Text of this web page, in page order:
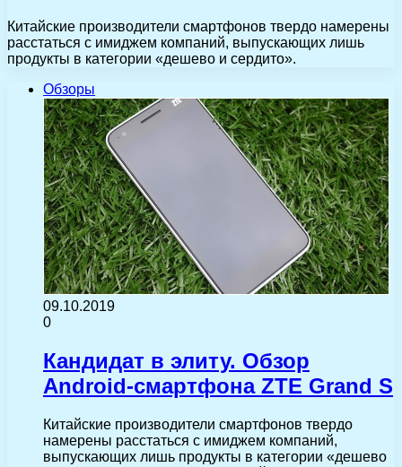
Китайские производители смартфонов твердо намерены
расстаться с имиджем компаний, выпускающих лишь
продукты в категории «дешево и сердито».
Обзоры
09.10.2019
0
Кандидат в элиту. Обзор
Android-смартфона ZTE Grand S
Китайские производители смартфонов твердо
намерены расстаться с имиджем компаний,
выпускающих лишь продукты в категории «дешево